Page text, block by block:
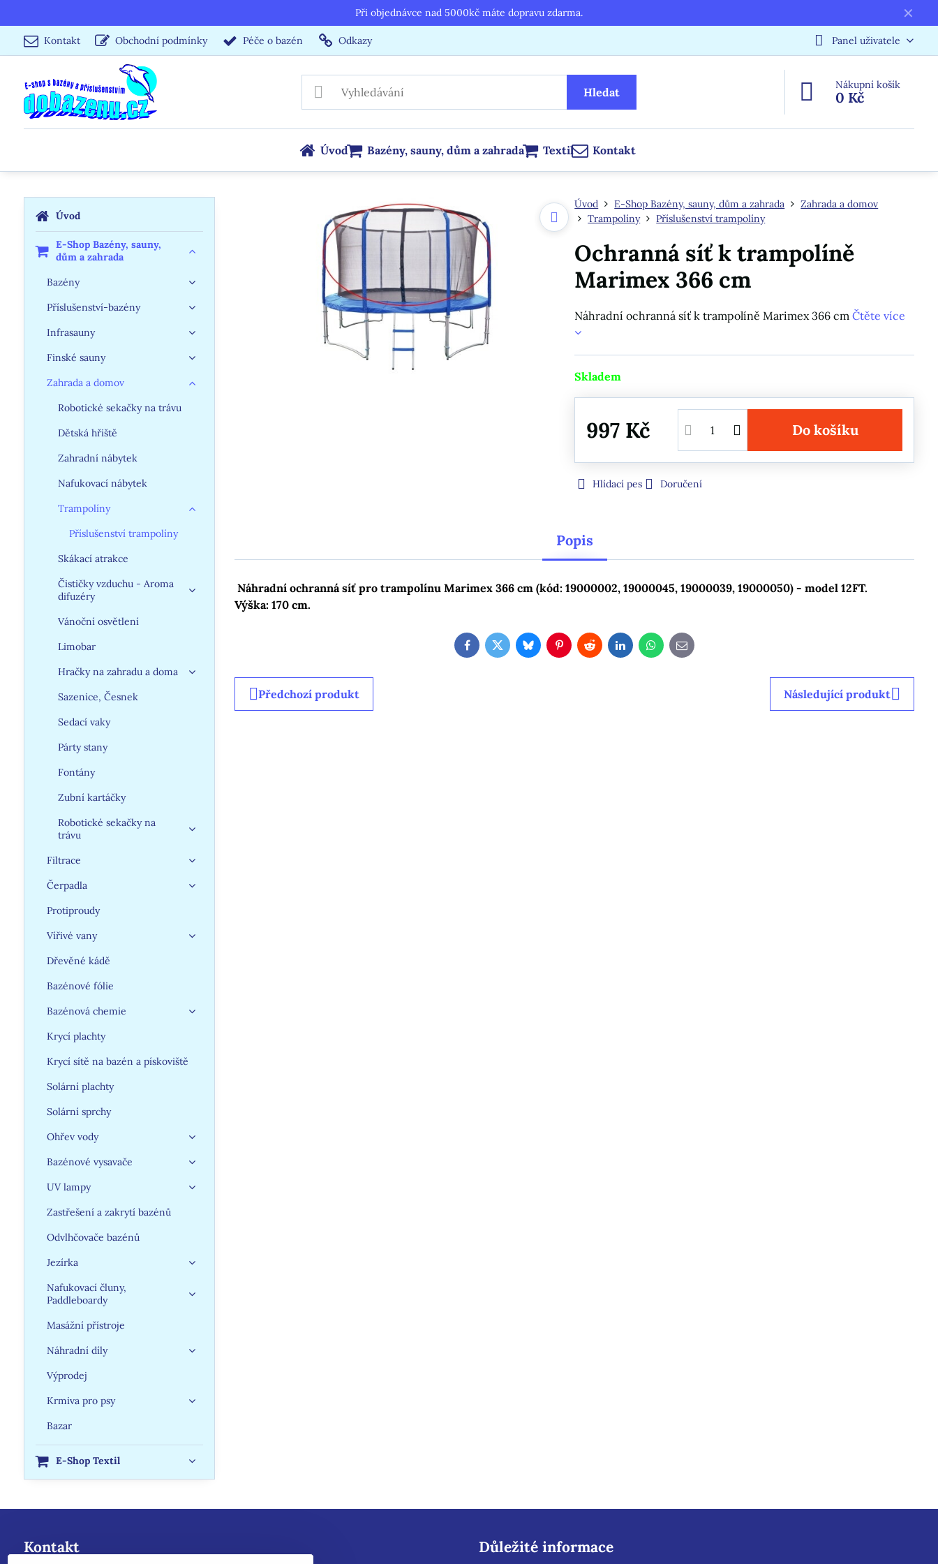
✕
Při objednávce nad 5000kč máte dopravu zdarma.
Kontakt Obchodní podmínky Péče o bazén Odkazy Panel uživatele
Hledat
Nákupní košík
0 Kč
Úvod Bazény, sauny, dům a zahrada Textil Kontakt
Úvod E-Shop Bazény, sauny, dům a zahrada
Zahrada a domov
Trampolíny
Příslušenství trampolíny
Ochranná síť k trampolíně
Marimex 366 cm
Náhradní ochranná síť k trampolíně Marimex 366 cmČtěte více
Skladem
997 Kč Do košíku
Hlídací pes Doručení
Popis
Náhradní ochranná síť pro trampolínu Marimex 366 cm (kód: 19000002, 19000045, 19000039, 19000050) - model 12FT.
Výška: 170 cm.
FacebookTwitterBlueskyPinterestRedditLinkedInWhatsApp
E-
mail
Předchozí produkt Následující produkt
Úvod
E-Shop Bazény, sauny,
dům a zahrada
Bazény
Příslušenství-bazény
Infrasauny
Finské sauny
Zahrada a domov
Robotické sekačky na trávu
Dětská hřiště
Zahradní nábytek
Nafukovací nábytek
Trampolíny
Příslušenství trampolíny
Skákací atrakce
Čističky vzduchu - Aroma
difuzéry
Vánoční osvětlení
Limobar
Hračky na zahradu a doma
Sazenice, Česnek
Sedací vaky
Párty stany
Fontány
Zubní kartáčky
Robotické sekačky na
trávu
Filtrace
Čerpadla
Protiproudy
Vířivé vany
Dřevěné kádě
Bazénové fólie
Bazénová chemie
Krycí plachty
Krycí sítě na bazén a pískoviště
Solární plachty
Solární sprchy
Ohřev vody
Bazénové vysavače
UV lampy
Zastřešení a zakrytí bazénů
Odvlhčovače bazénů
Jezírka
Nafukovací čluny,
Paddleboardy
Masážní přístroje
Náhradní díly
Výprodej
Krmiva pro psy
Bazar
E-Shop Textil
Kontakt Důležité informace